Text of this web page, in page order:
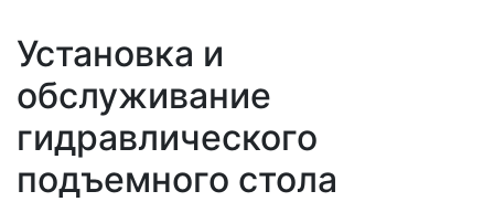
Установка и
обслуживание
гидравлического
подъемного стола